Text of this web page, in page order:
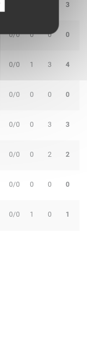
3
0/0 0 0 0
0/0 1 3 4
0/0 0 0 0
0/0 0 3 3
0/0 0 2 2
0/0 0 0 0
0/0 1 0 1